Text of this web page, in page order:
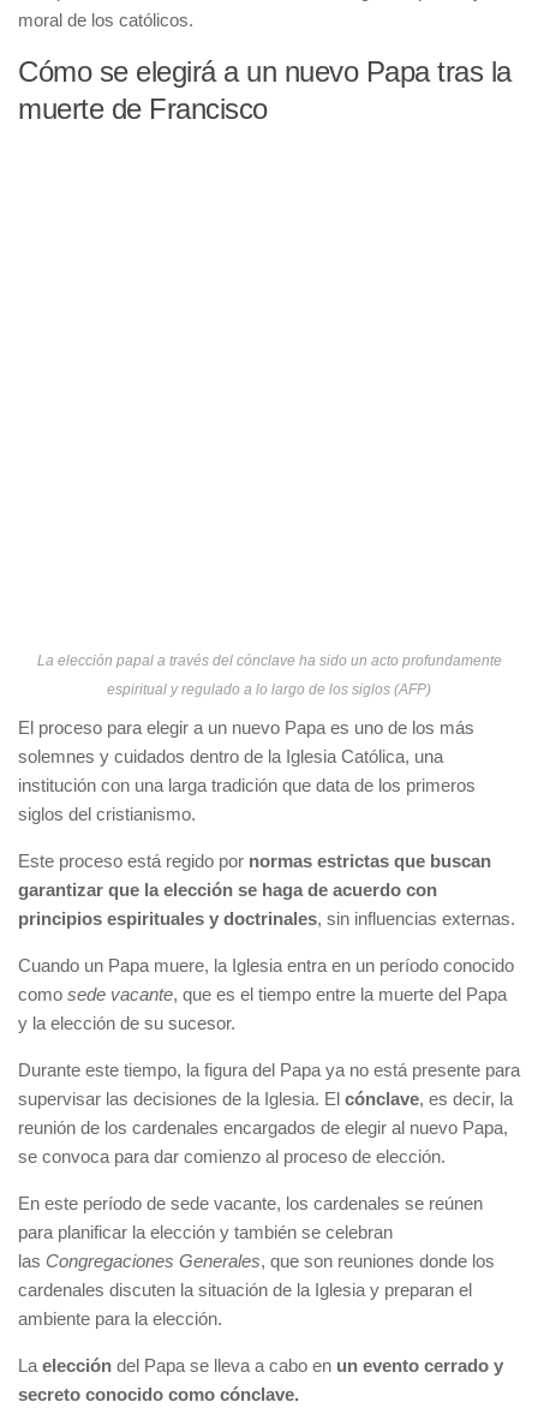
moral de los católicos.
Cómo se elegirá a un nuevo Papa tras la
muerte de Francisco
La elección papal a través del cónclave ha sido un acto profundamente
espiritual y regulado a lo largo de los siglos (AFP)
El proceso para elegir a un nuevo Papa es uno de los más
solemnes y cuidados dentro de la Iglesia Católica, una
institución con una larga tradición que data de los primeros
siglos del cristianismo.
Este proceso está regido por normas estrictas que buscan
garantizar que la elección se haga de acuerdo con
principios espirituales y doctrinales, sin influencias externas.
Cuando un Papa muere, la Iglesia entra en un período conocido
como sede vacante, que es el tiempo entre la muerte del Papa
y la elección de su sucesor.
Durante este tiempo, la figura del Papa ya no está presente para
supervisar las decisiones de la Iglesia. El cónclave, es decir, la
reunión de los cardenales encargados de elegir al nuevo Papa,
se convoca para dar comienzo al proceso de elección.
En este período de sede vacante, los cardenales se reúnen
para planificar la elección y también se celebran
las Congregaciones Generales, que son reuniones donde los
cardenales discuten la situación de la Iglesia y preparan el
ambiente para la elección.
La elección del Papa se lleva a cabo en un evento cerrado y
secreto conocido como cónclave.